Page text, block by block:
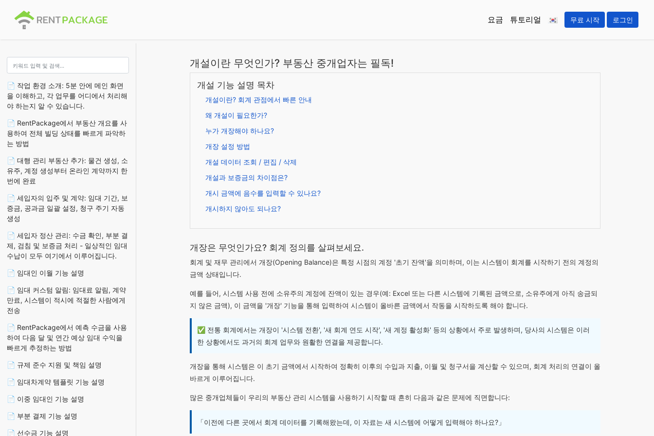
요금 튜토리얼 무료 시작 로그인
📄 작업 환경 소개: 5분 안에 메인 화면
을 이해하고, 각 업무를 어디에서 처리해
야 하는지 알 수 있습니다.
📄 RentPackage에서 부동산 개요를 사
용하여 전체 빌딩 상태를 빠르게 파악하
는 방법
📄 대행 관리 부동산 추가: 물건 생성, 소
유주, 계정 생성부터 온라인 계약까지 한
번에 완료
📄 세입자의 입주 및 계약: 임대 기간, 보
증금, 공과금 일괄 설정, 청구 주기 자동
생성
📄 세입자 정산 관리: 수금 확인, 부분 결
제, 검침 및 보증금 처리 - 일상적인 임대
수납이 모두 여기에서 이루어집니다.
📄 임대인 이월 기능 설명
📄 임대 커스텀 알림: 임대료 알림, 계약
만료, 시스템이 적시에 적절한 사람에게
전송
📄 RentPackage에서 예측 수금을 사용
하여 다음 달 및 연간 예상 임대 수익을
빠르게 추정하는 방법
📄 규제 준수 지원 및 책임 설명
📄 임대차계약 템플릿 기능 설명
📄 이중 임대인 기능 설명
📄 부분 결제 기능 설명
📄 선수금 기능 설명
개설이란 무엇인가? 부동산 중개업자는 필독!
개설 기능 설명 목차
개설이란? 회계 관점에서 빠른 안내
왜 개설이 필요한가?
누가 개장해야 하나요?
개장 설정 방법
개설 데이터 조회 / 편집 / 삭제
개설과 보증금의 차이점은?
개시 금액에 음수를 입력할 수 있나요?
개시하지 않아도 되나요?
개장은 무엇인가요? 회계 정의를 살펴보세요.
회계 및 재무 관리에서 개장(Opening Balance)은 특정 시점의 계정 '초기 잔액'을 의미하며, 이는 시스템이 회계를 시작하기 전의 계정의
금액 상태입니다.
예를 들어, 시스템 사용 전에 소유주의 계정에 잔액이 있는 경우(예: Excel 또는 다른 시스템에 기록된 금액으로, 소유주에게 아직 송금되
지 않은 금액), 이 금액을 '개장' 기능을 통해 입력하여 시스템이 올바른 금액에서 작동을 시작하도록 해야 합니다.
✅ 전통 회계에서는 개장이 '시스템 전환', '새 회계 연도 시작', '새 계정 활성화' 등의 상황에서 주로 발생하며, 당사의 시스템은 이러
한 상황에서도 과거의 회계 업무와 원활한 연결을 제공합니다.
개장을 통해 시스템은 이 초기 금액에서 시작하여 정확히 이후의 수입과 지출, 이월 및 청구서을 계산할 수 있으며, 회계 처리의 연결이 올
바르게 이루어집니다.
많은 중개업체들이 우리의 부동산 관리 시스템을 사용하기 시작할 때 흔히 다음과 같은 문제에 직면합니다:
「이전에 다른 곳에서 회계 데이터를 기록해왔는데, 이 자료는 새 시스템에 어떻게 입력해야 하나요?」